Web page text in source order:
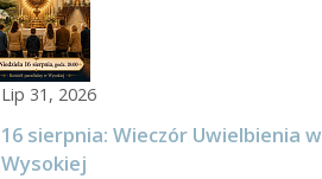
Lip 31, 2026
16 sierpnia: Wieczór Uwielbienia w
Wysokiej